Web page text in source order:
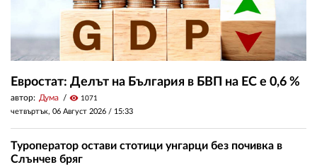
Евростат: Делът на България в БВП на ЕС е 0,6 %
автор: Дума visibility 1071
четвъртък, 06 Август 2026 / 15:33
Туроператор остави стотици унгарци без почивка в
Слънчев бряг